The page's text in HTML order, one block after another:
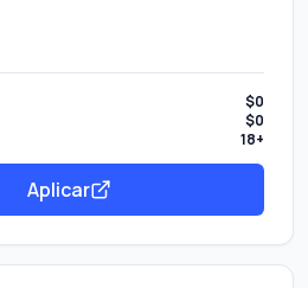
$0
$0
18+
Aplicar